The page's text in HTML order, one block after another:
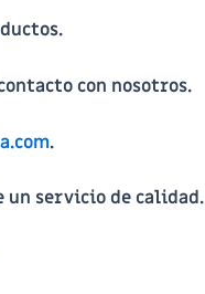
con nosotros.
.
un servicio de calidad.